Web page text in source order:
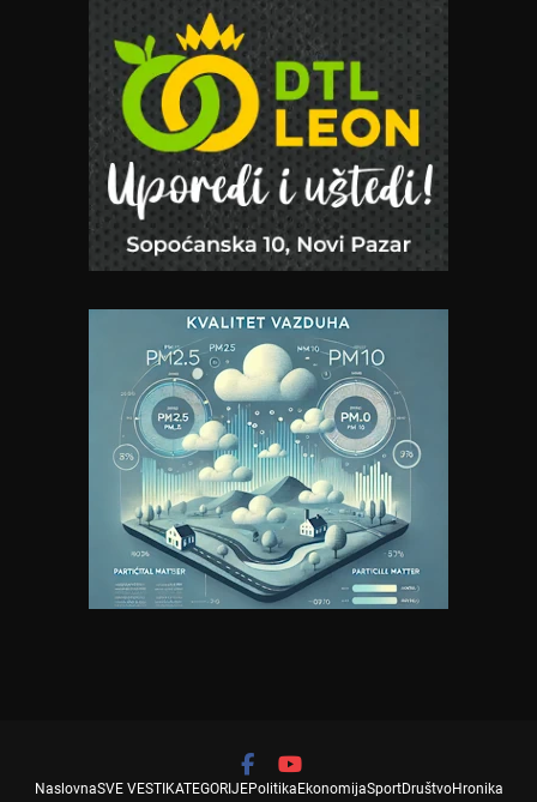
NaslovnaSVE VESTI KATEGORIJEPolitika EkonomijaSportDruštvoHronika